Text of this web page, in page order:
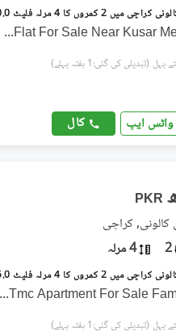
Flat For Sale Near Kusar
...
(تبدیلی کی گئی:1 ہفتہ پہلے)
واٹس ایپ کال
PKR
کالونی, کراچی
2 4 مرلہ
Tmc Apartment For Sale
...
(تبدیلی کی گئی:1 ہفتہ پہلے)